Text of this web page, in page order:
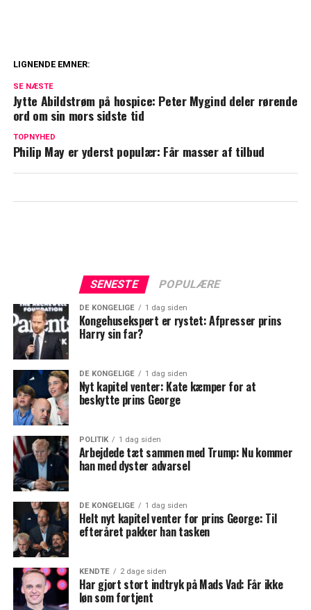
11 millioner: Se den her
Røde tal hos Dennis Knudsen: Nu afslører
LIGNENDE EMNER:
SE NÆSTE
Jytte Abildstrøm på hospice: Peter Mygind deler rørende
ord om sin mors sidste tid
TOPNYHED
Philip May er yderst populær: Får masser af tilbud
SENESTE POPULÆRE
DE KONGELIGE 1 dag siden
Kongehusekspert er rystet: Afpresser prins
Harry sin far?
DE KONGELIGE 1 dag siden
Nyt kapitel venter: Kate kæmper for at
beskytte prins George
POLITIK 1 dag siden
Arbejdede tæt sammen med Trump: Nu kommer
han med dyster advarsel
DE KONGELIGE 1 dag siden
Helt nyt kapitel venter for prins George: Til
efteråret pakker han tasken
KENDTE 2 dage siden
Har gjort stort indtryk på Mads Vad: Får ikke
løn som fortjent